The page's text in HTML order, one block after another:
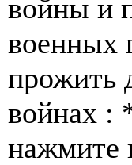
войны и
военных
прожить
войнах :
нажмите